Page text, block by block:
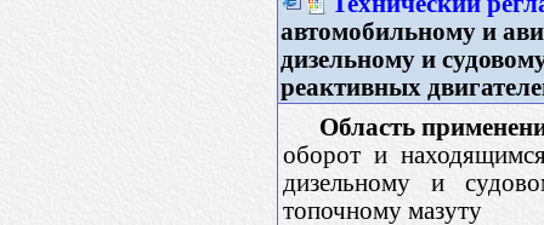
автомобильному и
дизельному и
реактивных
Область
оборот и
дизельному и
топочному мазуту